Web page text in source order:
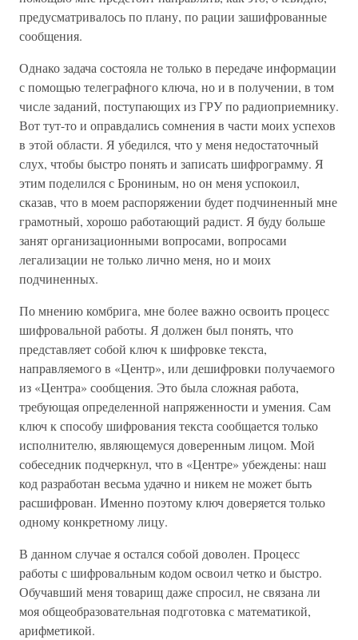
предусматривалось по плану, по рации зашифрованные
сообщения.
Однако задача состояла не только в передаче информации
с помощью телеграфного ключа, но и в получении, в том
числе заданий, поступающих из ГРУ по радиоприемнику.
Вот тут-то и оправдались сомнения в части моих успехов
в этой области. Я убедился, что у меня недостаточный
слух, чтобы быстро понять и записать шифрограмму. Я
этим поделился с Брониным, но он меня успокоил,
сказав, что в моем распоряжении будет подчиненный мне
грамотный, хорошо работающий радист. Я буду больше
занят организационными вопросами, вопросами
легализации не только лично меня, но и моих
подчиненных.
По мнению комбрига, мне более важно освоить процесс
шифровальной работы. Я должен был понять, что
представляет собой ключ к шифровке текста,
направляемого в «Центр», или дешифровки получаемого
из «Центра» сообщения. Это была сложная работа,
требующая определенной напряженности и умения. Сам
ключ к способу шифрования текста сообщается только
исполнителю, являющемуся доверенным лицом. Мой
собеседник подчеркнул, что в «Центре» убеждены: наш
код разработан весьма удачно и никем не может быть
расшифрован. Именно поэтому ключ доверяется только
одному конкретному лицу.
В данном случае я остался собой доволен. Процесс
работы с шифровальным кодом освоил четко и быстро.
Обучавший меня товарищ даже спросил, не связана ли
моя общеобразовательная подготовка с математикой,
арифметикой.